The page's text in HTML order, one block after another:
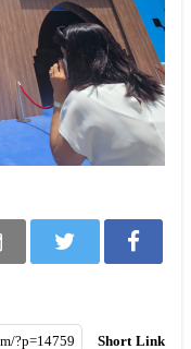
Short Link